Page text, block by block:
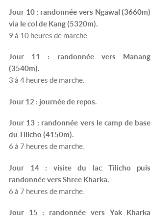
Jour 10 : randonnée vers Ngawal (3660m)
via le col de Kang (5320m).
9 à 10 heures de marche.
Jour 11 : randonnée vers Manang
(3540m).
3 à 4 heures de marche.
Jour 12 : journée de repos.
Jour 13 : randonnée vers le camp de base
du Tilicho (4150m).
6 à 7 heures de marche.
Jour 14 : visite du lac Tilicho puis
randonnée vers Shree Kharka.
6 à 7 heures de marche.
Jour 15 : randonnée vers Yak Kharka